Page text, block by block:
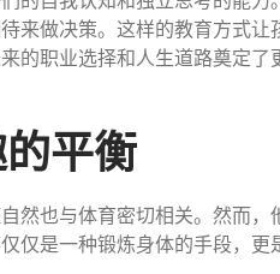
来做决策。这样的教育方式让
的职业选择和人生道路奠定了
平衡
然也与体育密切相关。然而，
仅是一种锻炼身体的手段，更